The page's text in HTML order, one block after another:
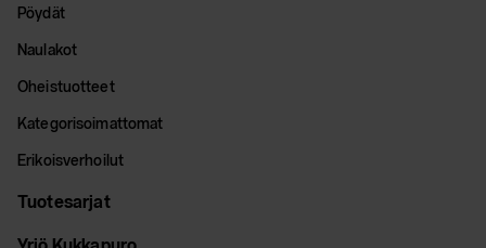
Pöydät
Naulakot
Oheistuotteet
Kategorisoimattomat
Erikoisverhoilut
Tuotesarjat